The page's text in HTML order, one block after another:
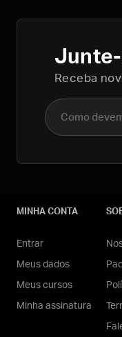
Receba
Nome completo
MINHA CONTA
Entrar
Meus dados
Meus cursos
Minha assinatura